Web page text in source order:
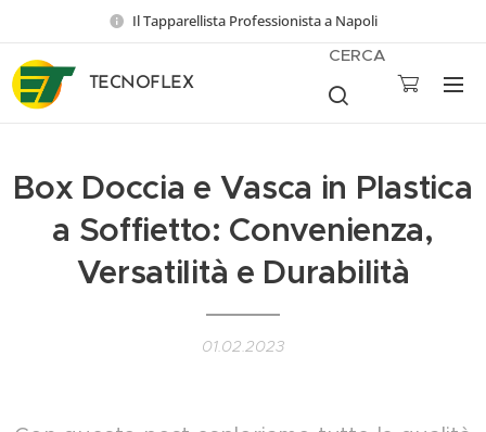
Il Tapparellista Professionista a Napoli
TECNOFLEX
CERCA
Box Doccia e Vasca in Plastica
a Soffietto: Convenienza,
Versatilità e Durabilità
01.02.2023